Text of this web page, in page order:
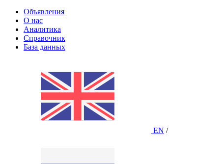
Объявления
О нас
Аналитика
Справочник
База данных
EN /